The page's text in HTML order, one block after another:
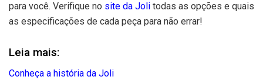
para você. Verifique no site da Joli todas as opções e quais
as especificações de cada peça para não errar!
Leia mais:
Conheça a história da Joli